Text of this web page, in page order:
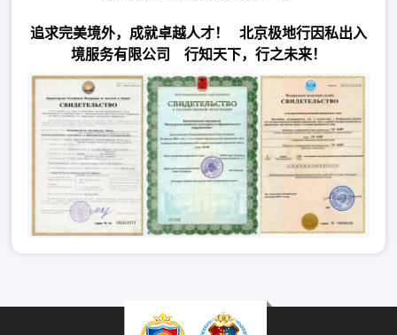
追求完美境外，成就卓越人才！ 北京极地行因私出入
境服务有限公司 行知天下，行之未来！